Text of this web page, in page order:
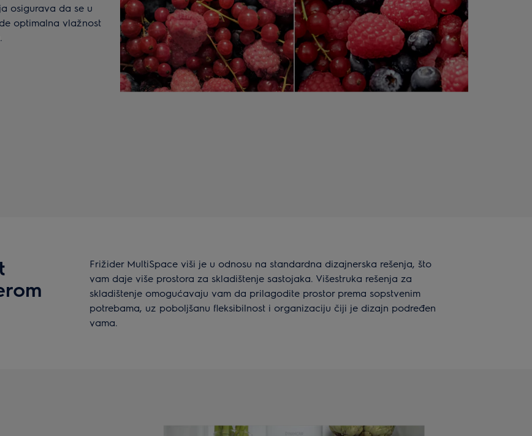
osigurava da se u
optimalna vlažnost
Frižider MultiSpace viši je u odnosu na standardna dizajnerska rešenja, što
vam daje više prostora za skladištenje sastojaka. Višestruka rešenja za
skladištenje omogućavaju vam da prilagodite prostor prema sopstvenim
potrebama, uz poboljšanu fleksibilnost i organizaciju čiji je dizajn podređen
vama.